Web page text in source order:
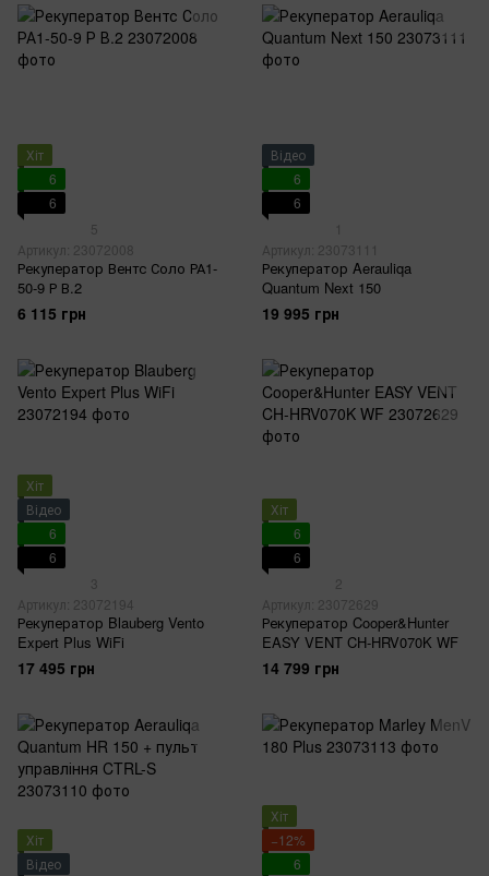
Хіт
6
6
5
Артикул: 23072008
Рекуператор Вентс Соло РА1-
50-9 Р В.2
6 115 грн
Відео
6
6
1
Артикул: 23073111
Рекуператор Aerauliqa
Quantum Next 150
19 995 грн
Хіт
Відео
6
6
3
Артикул: 23072194
Рекуператор Blauberg Vento
Expert Plus WiFi
17 495 грн
Хіт
6
6
2
Артикул: 23072629
Рекуператор Cooper&Hunter
EASY VENT CH-HRV070K WF
14 799 грн
Хіт
Відео
Хіт
−12%
6